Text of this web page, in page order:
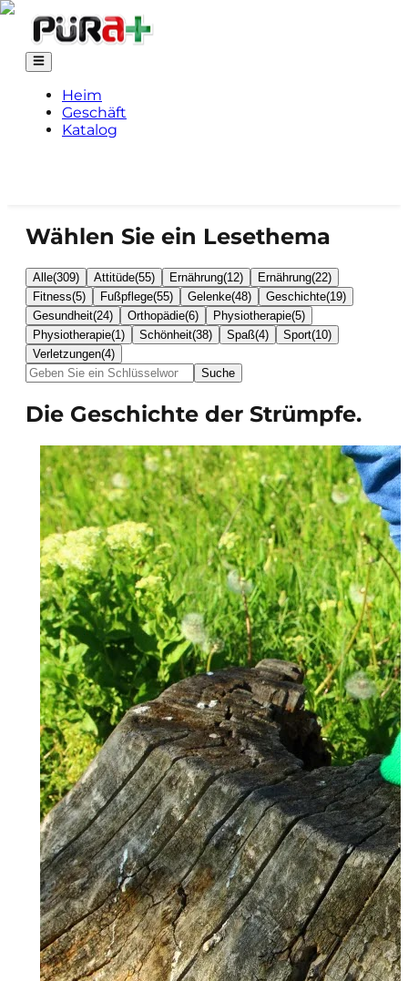
Heim
Geschäft
Katalog
Wählen Sie ein Lesethema
Alle(309) Attitüde(55) Ernährung(12) Ernährung(22)
Fitness(5) Fußpflege(55) Gelenke(48) Geschichte(19)
Gesundheit(24) Orthopädie(6) Physiotherapie(5)
Physiotherapie(1) Schönheit(38) Spaß(4) Sport(10)
Verletzungen(4)
Suche
Die Geschichte der Strümpfe.